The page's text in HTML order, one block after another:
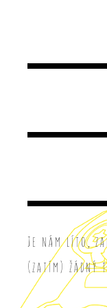
Je nám líto,
(zatím) žádný